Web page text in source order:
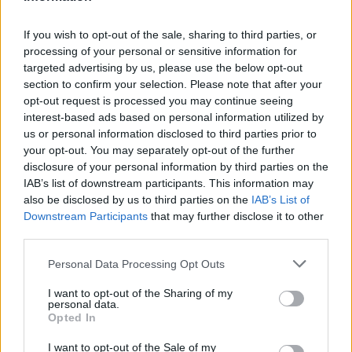
If you wish to opt-out of the sale, sharing to third parties, or
processing of your personal or sensitive information for
targeted advertising by us, please use the below opt-out
section to confirm your selection. Please note that after your
opt-out request is processed you may continue seeing
interest-based ads based on personal information utilized by
us or personal information disclosed to third parties prior to
your opt-out. You may separately opt-out of the further
disclosure of your personal information by third parties on the
IAB’s list of downstream participants. This information may
also be disclosed by us to third parties on the IAB’s List of
Downstream Participants that may further disclose it to other
Please note that this website/app uses one or more Google
not limited to your visit or usage behaviour. You may click to
grant or deny consent to Google and its third-party tags to
use your data for below specified purposes in below Google
consent section.
Personal Data Processing Opt Outs
I want to opt-out of the Sharing of my
personal data.
Opted In
I want to opt-out of the Sale of my
Δυτικού Νείλου με κρούσματα στην Αττική
- «Καμπανάκι» από τον Ιατρικό Σύλλογο
Αθηνών για την προστασία της δημόσιας
υγείας
5Πέθανε ο Γουίλιαμ Όρμπιτ, παραγωγός του
εμβληματικού άλμπουμ της Μαντόνα «Ray
of Light»
Πιο σχολιασμένα
101 Marfin: Η 46χρονη πήρε προθεσμία για
να απολογηθεί την Τρίτη – «Είναι αθώα,
συμμετείχε στη διαδήλωση όπως και
Βγήκαν ξανά τα μαχαίρια στην Ελπίδα
για τη Δημοκρατία: «Καρυστιανού,
Γρατσία και Γαλανός μετέτρεψαν το
κίνημα σε φοβικό αρχηγικό κόμμα»
Μεταφορές χρημάτων: Πότε μπορεί να